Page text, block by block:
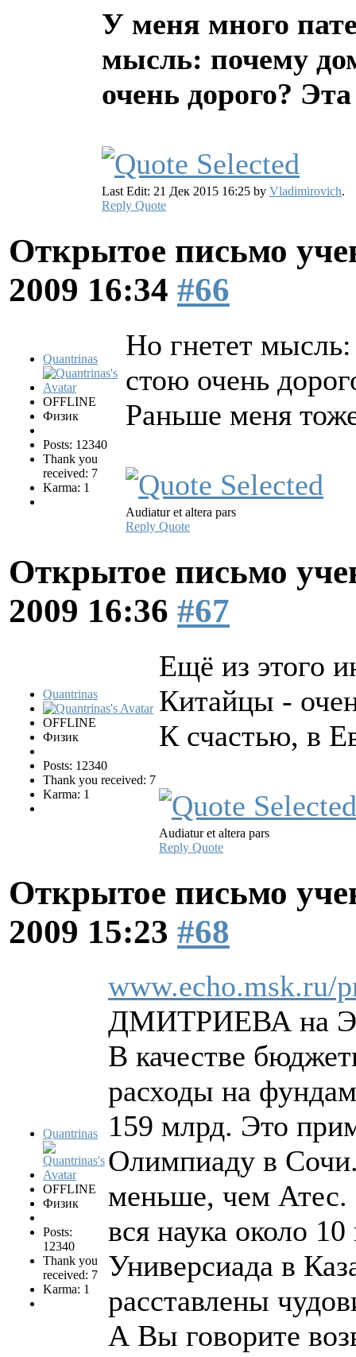
У меня много
мысль: почему
очень дорого?
Last Edit: 21 Дек 2015 16:25 by Vladimirovich.
Reply Quote
Открытое письмо
2009 16:34 #66
Quantrinas
OFFLINE
Физик
Posts: 12340
Thank you
received: 7
Karma: 1
Но гнетет мысль:
стою очень
Раньше меня
Audiatur et altera pars
Reply Quote
Открытое письмо
2009 16:36 #67
Quantrinas
OFFLINE
Физик
Posts: 12340
Thank you received: 7
Karma: 1
Ещё из этого
Китайцы -
К счастью, в
Audiatur et altera pars
Reply Quote
Открытое письмо
2009 15:23 #68
Quantrinas
OFFLINE
Физик
Posts:
12340
Thank you
received: 7
Karma: 1
www.echo.msk.ru/
ДМИТРИЕВА на
В качестве
расходы на
159 млрд. Это
Олимпиаду в
меньше, чем
вся наука около
Универсиада в
расставлены
А Вы говорите